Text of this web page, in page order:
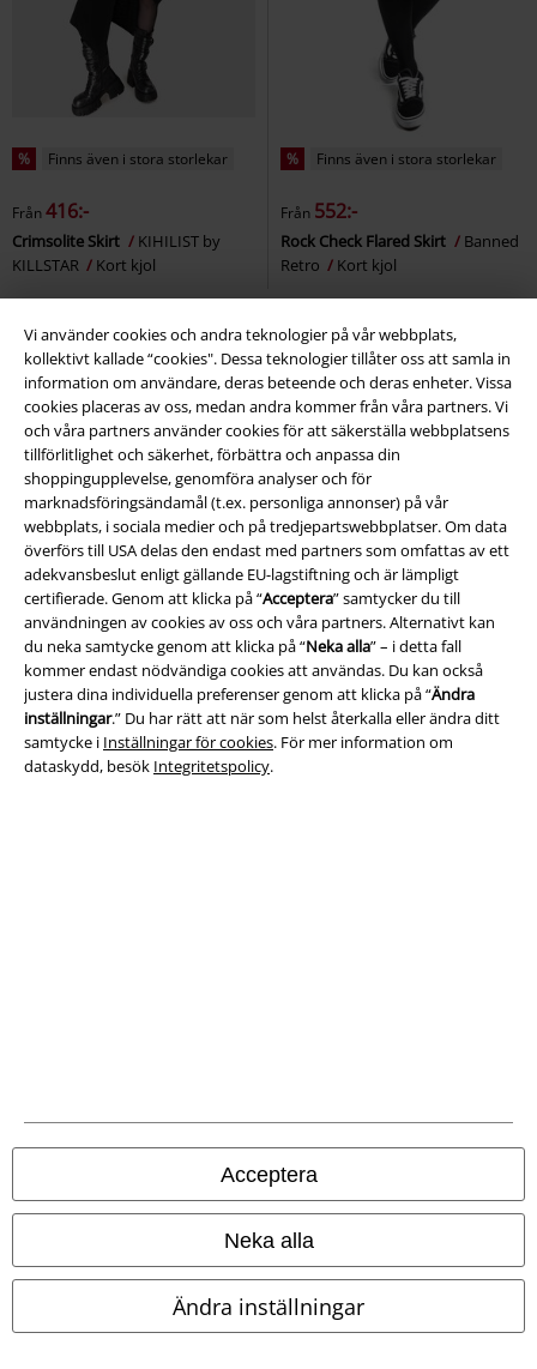
Vi använder cookies och andra teknologier på vår webbplats,
kollektivt kallade “cookies". Dessa teknologier tillåter oss att samla in
information om användare, deras beteende och deras enheter. Vissa
cookies placeras av oss, medan andra kommer från våra partners. Vi
och våra partners använder cookies för att säkerställa webbplatsens
tillförlitlighet och säkerhet, förbättra och anpassa din
shoppingupplevelse, genomföra analyser och för
marknadsföringsändamål (t.ex. personliga annonser) på vår
webbplats, i sociala medier och på tredjepartswebbplatser. Om data
överförs till USA delas den endast med partners som omfattas av ett
adekvansbeslut enligt gällande EU-lagstiftning och är lämpligt
certifierade. Genom att klicka på “Acceptera” samtycker du till
användningen av cookies av oss och våra partners. Alternativt kan
du neka samtycke genom att klicka på “Neka alla” – i detta fall
kommer endast nödvändiga cookies att användas. Du kan också
justera dina individuella preferenser genom att klicka på “Ändra
inställningar.” Du har rätt att när som helst återkalla eller ändra ditt
samtycke i Inställningar för cookies. För mer information om
dataskydd, besök Integritetspolicy.
Acceptera
Neka alla
Ändra inställningar
% Finns även i stora storlekar
Från416:-
Crimsolite Skirt
KIHILIST by
KILLSTAR
Kort kjol
% Finns även i stora storlekar
Från 552:-
Rock Check Flared Skirt
Banned
Retro
Kort kjol
% Finns även i stora storlekar 35% RABATT
Exklusiv